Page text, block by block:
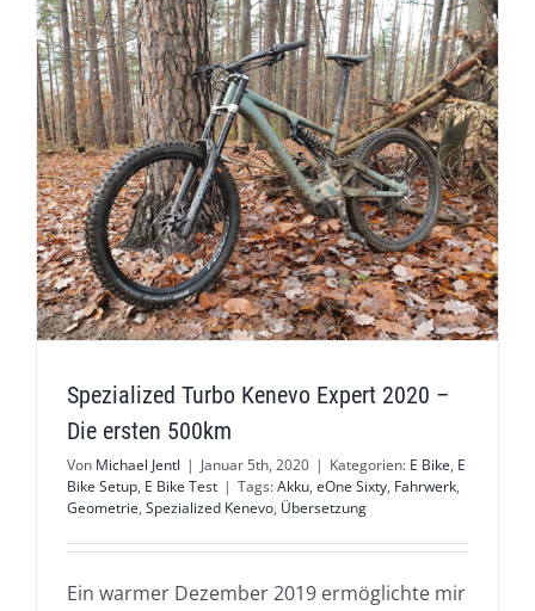
Spezialized Turbo Kenevo Expert 2020 –
Die ersten 500km
Von Michael Jentl | Januar 5th, 2020 | Kategorien: E Bike, E
Bike Setup, E Bike Test | Tags:Akku, eOne Sixty, Fahrwerk,
Geometrie, Spezialized Kenevo, Übersetzung
Ein warmer Dezember 2019 ermöglichte mir